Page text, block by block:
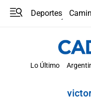
Deportes
Lo Último